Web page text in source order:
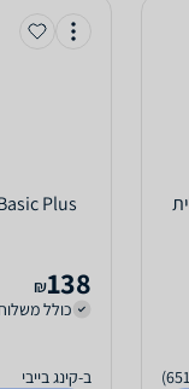
Plus
138
₪
כולל משלוח
ב-קינג בייבי